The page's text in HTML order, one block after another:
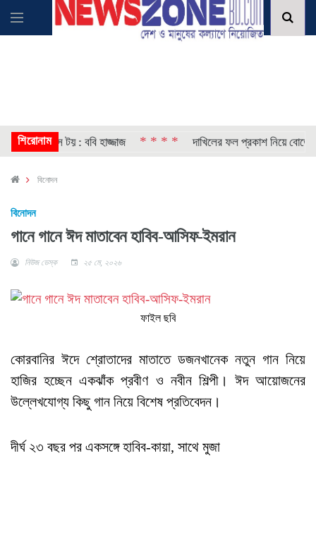
শিরোনাম
টয় : ববি হাজ্জাজ * * * * দাখিলের ফল প্রকাশ নিয়ে বোর্ডের নতুন
বিনোদন
বিনোদন
গানে গানে ঈদ মাতাবেন হাবিব-আসিফ-ইমরান
নিউজ ডেস্ক ২৫ মে, ২০২৬
ফাইল ছবি
কোরবানির ঈদে শ্রোতাদের মাতাতে ডজনখানেক নতুন গান নিয়ে
হাজির হচ্ছেন একঝাঁক প্রবীণ ও নবীন শিল্পী। ঈদ আয়োজনের
উল্লেখযোগ্য কিছু গান নিয়ে বিশেষ প্রতিবেদন।
দীর্ঘ ২৩ বছর পর একসঙ্গে হাবিব-কায়া, সাথে মুজা